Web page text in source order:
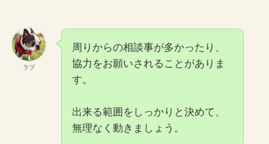
ラブ
周りからの相談事が多かったり、
協力をお願いされることがありま
す。
出来る範囲をしっかりと決めて、
無理なく動きましょう。